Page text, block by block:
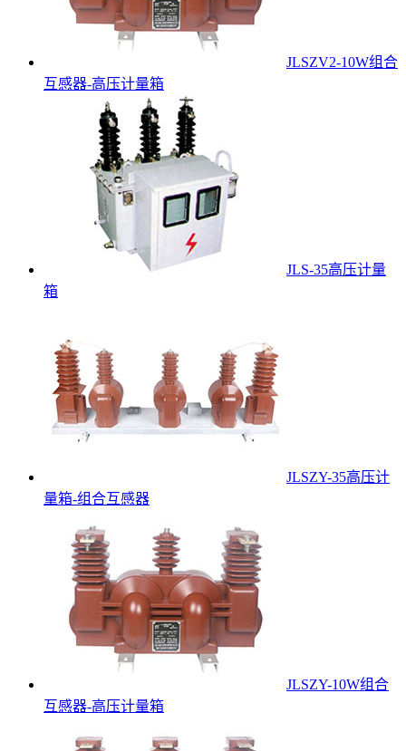
JLSZV2-10W组合
互感器-高压计量箱
JLS-35高压计量
箱
JLSZY-35高压计
量箱-组合互感器
JLSZY-10W组合
互感器-高压计量箱